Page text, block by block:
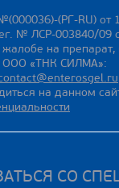
(РГ-RU) от
№ ЛСР-003840/09
на препарат,
ООО «ТНК СИЛМА»:
на данном
СО